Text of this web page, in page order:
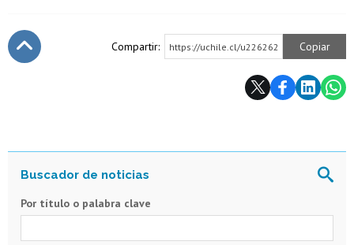
Compartir: https://uchile.cl/u226262 Copiar
Por título o palabra clave